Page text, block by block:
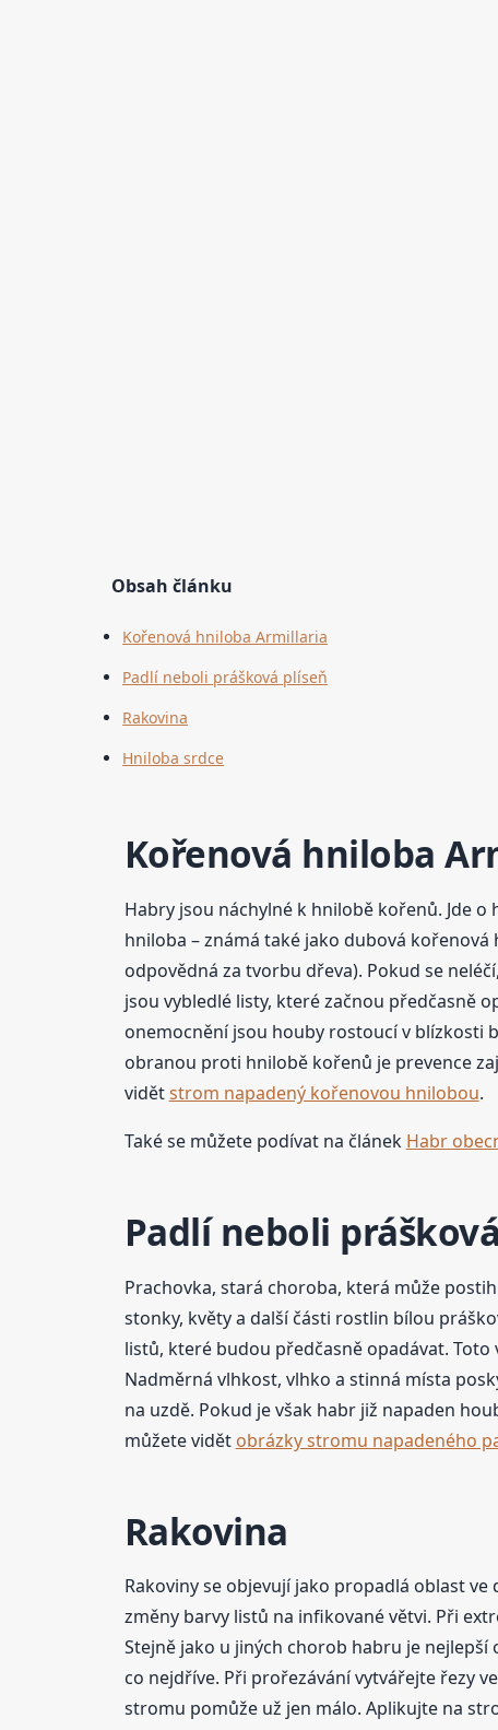
Obsah článku
Kořenová hniloba Armillaria
Padlí neboli prášková plíseň
Rakovina
Hniloba srdce
Kořenová hniloba
Habry jsou náchylné k hnilobě kořenů. Jde
hniloba – známá také jako dubová
odpovědná za tvorbu dřeva). Pokud se
jsou vybledlé listy, které začnou předčasně
onemocnění jsou houby rostoucí v blízkosti
obranou proti hnilobě kořenů je prevence
vidětstrom napadený kořenovou hnilobou.
Také se můžete podívat na článek Habr
Padlí neboli
Prachovka, stará choroba, která může
stonky, květy a další části rostlin bílou
listů, které budou předčasně opadávat.
Nadměrná vlhkost, vlhko a stinná místa
na uzdě. Pokud je však habr již napaden
můžete vidět obrázky stromu napadeného
Rakovina
Rakoviny se objevují jako propadlá oblast
změny barvy listů na infikované větvi. Při
Stejně jako u jiných chorob habru je
co nejdříve. Při prořezávání vytvářejte řezy
stromu pomůže už jen málo. Aplikujte na